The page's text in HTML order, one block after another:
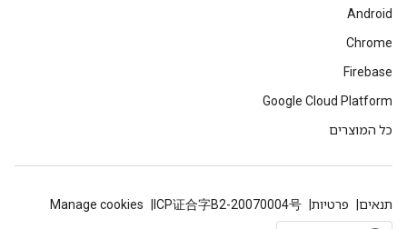
Android
Chrome
Firebase
Google Cloud Platform
כל המוצרים
תנאים פרטיות ICP证合字B2-20070004号
Manage cookies